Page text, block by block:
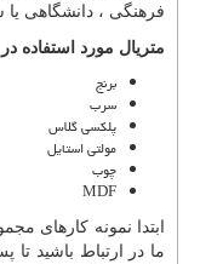
فرهنگی ، دانشگاهی
متریال مورد
برنج
سرب
پلکسی گلاس
مولتی استایل
چوب
MDF
ابتدا نمونه کارهای
ما در ارتباط باشید